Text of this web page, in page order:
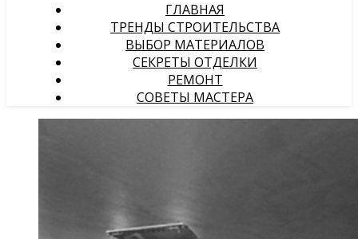
ГЛАВНАЯ
ТРЕНДЫ СТРОИТЕЛЬСТВА
ВЫБОР МАТЕРИАЛОВ
СЕКРЕТЫ ОТДЕЛКИ
РЕМОНТ
СОВЕТЫ МАСТЕРА